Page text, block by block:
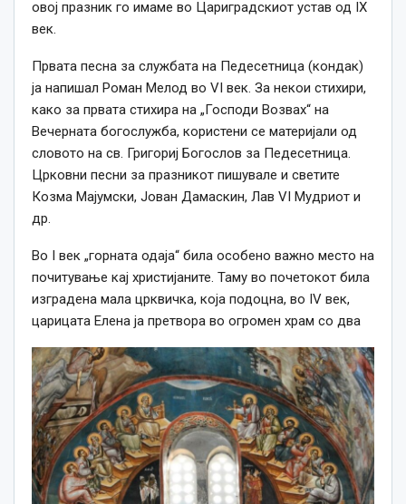
овој празник го имаме во Цариградскиот устав од IX
век.
Првата песна за службата на Педесетница (кондак)
ја напишал Роман Мелод во VI век. За некои стихири,
како за првата стихира на „Господи Возвах“ на
Вечерната богослужба, користени се материјали од
словото на св. Григориј Богослов за Педесетница.
Црковни песни за празникот пишувале и светите
Козма Мајумски, Јован Дамаскин, Лав VI Мудриот и
др.
Во I век „горната одаја“ била особено важно место на
почитување кај христијаните. Таму во почетокот била
изградена мала црквичка, која подоцна, во IV век,
царицата Елена ја претвора во огромен храм со два